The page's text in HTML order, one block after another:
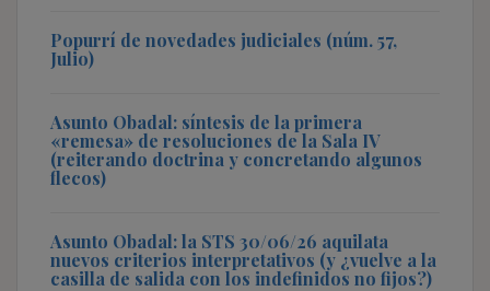
Popurrí de novedades judiciales (núm. 57,
Julio)
Asunto Obadal: síntesis de la primera
«remesa» de resoluciones de la Sala IV
(reiterando doctrina y concretando algunos
flecos)
Asunto Obadal: la STS 30/06/26 aquilata
nuevos criterios interpretativos (y ¿vuelve a la
casilla de salida con los indefinidos no fijos?)